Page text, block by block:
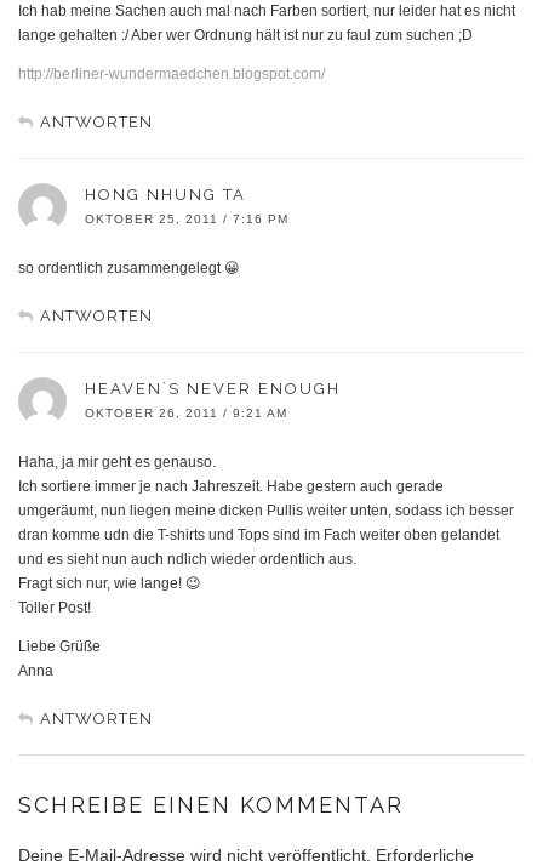
Ich hab meine Sachen auch mal nach Farben sortiert, nur leider hat es nicht
lange gehalten :/ Aber wer Ordnung hält ist nur zu faul zum suchen ;D
http://berliner-wundermaedchen.blogspot.com/
ANTWORTEN
HONG NHUNG TA
OKTOBER 25, 2011 / 7:16 PM
so ordentlich zusammengelegt 😀
ANTWORTEN
HEAVEN´S NEVER ENOUGH
OKTOBER 26, 2011 / 9:21 AM
Haha, ja mir geht es genauso.
Ich sortiere immer je nach Jahreszeit. Habe gestern auch gerade
umgeräumt, nun liegen meine dicken Pullis weiter unten, sodass ich besser
dran komme udn die T-shirts und Tops sind im Fach weiter oben gelandet
und es sieht nun auch ndlich wieder ordentlich aus.
Fragt sich nur, wie lange! 😉
Toller Post!
Liebe Grüße
Anna
ANTWORTEN
SCHREIBE EINEN KOMMENTAR
Deine E-Mail-Adresse wird nicht veröffentlicht. Erforderliche